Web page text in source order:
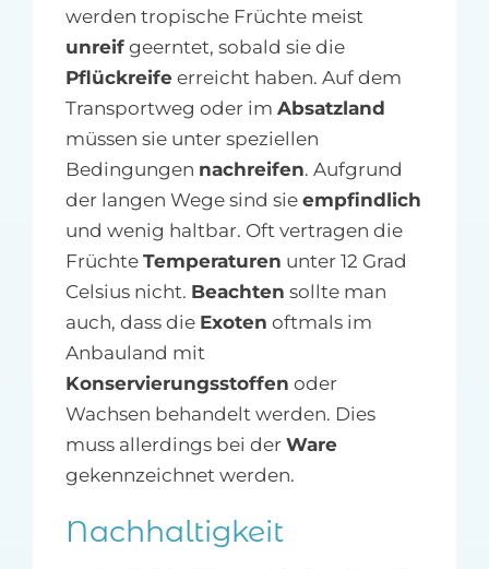
werden tropische Früchte meist
unreifgeerntet, sobald sie die
Pflückreifeerreicht haben. Auf dem
Transportweg oder im Absatzland
müssen sie unter speziellen
Bedingungen nachreifen. Aufgrund
der langen Wege sind sie empfindlich
und wenig haltbar. Oft vertragen die
Früchte Temperaturen unter 12 Grad
Celsius nicht. Beachten sollte man
auch, dass die Exoten oftmals im
Anbauland mit
Konservierungsstoffen oder
Wachsen behandelt werden. Dies
muss allerdings bei der Ware
gekennzeichnet werden.
Nachhaltigkeit